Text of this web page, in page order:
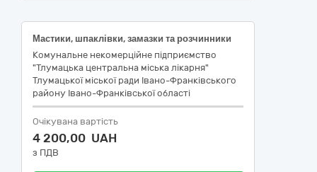
Мастики, шпаклівки, замазки та розчинники
Комунальне некомерційне підприємство
"Тлумацька центральна міська лікарня"
Тлумацької міської ради Івано-Франківського
району Івано-Франківської області
Очікувана вартість
4 200,00 UAH
з ПДВ